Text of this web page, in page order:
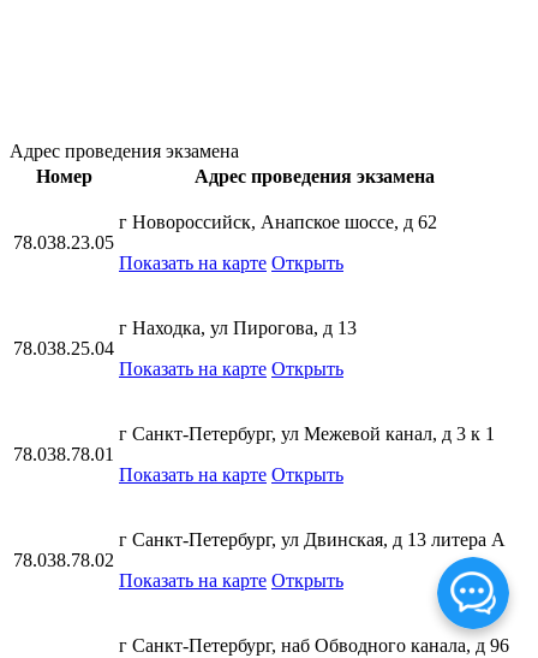
Адрес проведения экзамена
Номер
Адрес проведения экзамена
78.038.23.05
г Новороссийск, Анапское шоссе, д 62
Показать на карте Открыть
78.038.25.04
г Находка, ул Пирогова, д 13
Показать на карте Открыть
78.038.78.01
г Санкт-Петербург, ул Межевой канал, д 3 к 1
Показать на карте Открыть
78.038.78.02
г Санкт-Петербург, ул Двинская, д 13 литера А
Показать на карте Открыть
г Санкт-Петербург, наб Обводного канала, д 96